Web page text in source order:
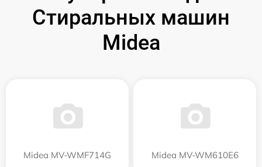
Стиральных машин
Midea
Midea MV-WMF714G Midea MV-WM610E6